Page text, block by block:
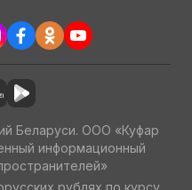
Беларуси. ООО «Куфар
информационный
рублях по курсу